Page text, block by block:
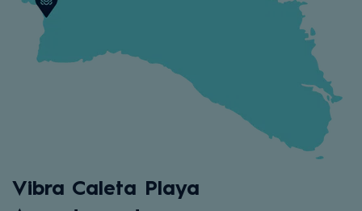
Vibra Caleta Playa